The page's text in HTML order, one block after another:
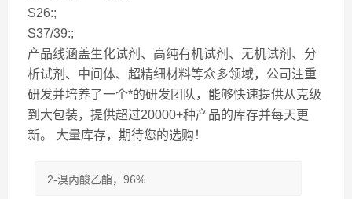
S26:;
S37/39:;
产品线涵盖生化试剂、高纯有机试剂、无机试剂、分
析试剂、中间体、超精细材料等众多领域，公司注重
研发并培养了一个*的研发团队，能够快速提供从克级
到大包装，提供超过20000+种产品的库存并每天更
新。 大量库存，期待您的选购！